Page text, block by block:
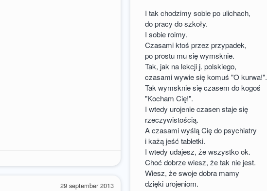
I tak chodzimy sobie po ulichach,
do pracy do szkoły.
I sobie roimy.
Czasami ktoś przez przypadek,
po prostu mu się wymsknie.
Tak, jak na lekcji j. polskiego,
czasami wywie się komuś "O kurwa!".
Tak wymsknie się czasem do kogoś
"Kocham Cię!".
I wtedy urojenie czasen staje się
rzeczywistością.
A czasami wyślą Cię do psychiatry
i każą jeść tabletki.
I wtedy udajesz, że wszystko ok.
Choć dobrze wiesz, że tak nie jest.
Wiesz, że swoje dobra mamy
dzięki urojeniom.
29 september 2013